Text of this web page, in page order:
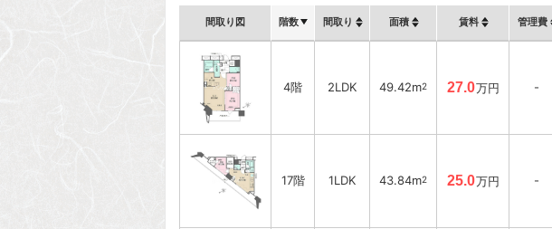
間取り図 階数 間取り 面積 賃料 管理費
4階 2LDK 49.42m2 27.0万円 -
17階 1LDK 43.84m2 25.0万円 -